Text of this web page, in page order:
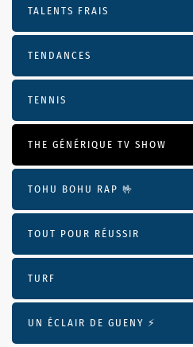
TALENTS FRAIS
TENDANCES
TENNIS
THE GÉNÉRIQUE TV SHOW
TOHU BOHU RAP 🤟
TOUT POUR RÉUSSIR
TURF
UN ÉCLAIR DE GUENY ⚡️